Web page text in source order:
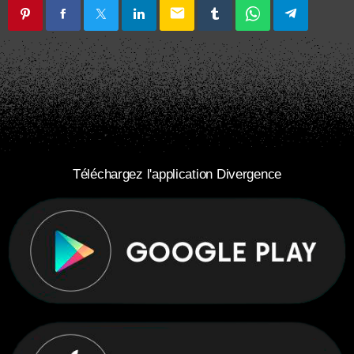
email
Téléchargez l'application Divergence